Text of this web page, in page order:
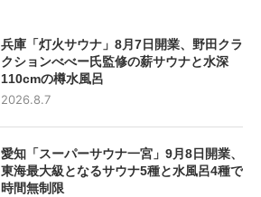
兵庫「灯火サウナ」8月7日開業、野田クラ
クションべべー氏監修の薪サウナと水深
110cmの樽水風呂
2026.8.7
愛知「スーパーサウナ一宮」9月8日開業、
東海最大級となるサウナ5種と水風呂4種で
時間無制限